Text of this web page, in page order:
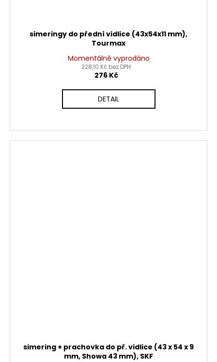
simeringy do přední vidlice (43x54x11 mm),
Tourmax
Momentálně vyprodáno
228,10 Kč bez DPH
276 Kč
DETAIL
simering + prachovka do př. vidlice (43 x 54 x 9
mm, Showa 43 mm), SKF